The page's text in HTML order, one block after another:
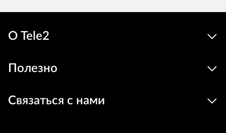
О Tele2
Полезно
Связаться с нами